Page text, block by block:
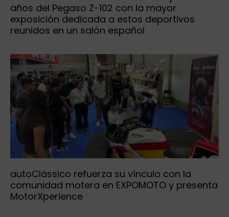
años del Pegaso Z-102 con la mayor
exposición dedicada a estos deportivos
reunidos en un salón español
autoClássico refuerza su vínculo con la
comunidad motera en EXPOMOTO y presenta
MotorXperience